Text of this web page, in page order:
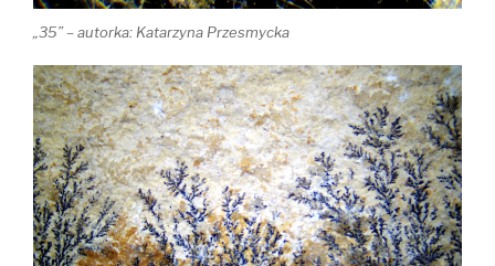
„35” – autorka: Katarzyna Przesmycka